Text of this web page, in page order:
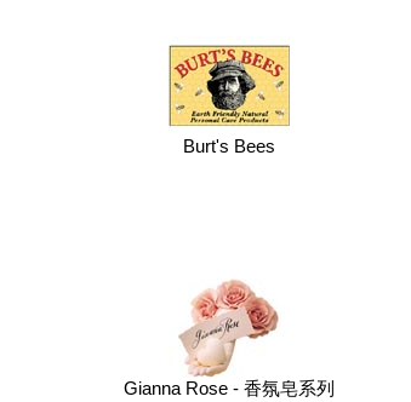
Burt's Bees
Gianna Rose - 香氛皂系列